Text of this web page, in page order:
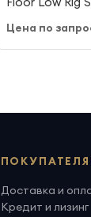
Цена по
Доставка и
Кредит и лизинг